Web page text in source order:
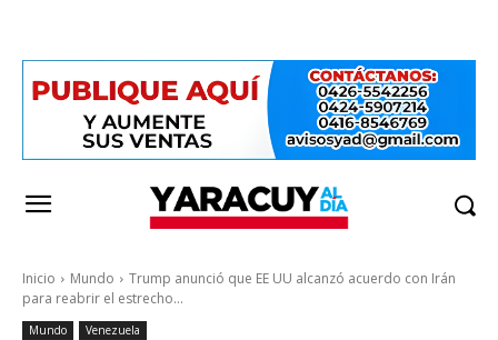
Inicio Mundo
Trump anunció que EE UU alcanzó acuerdo con Irán
para reabrir el estrecho...
Mundo Venezuela